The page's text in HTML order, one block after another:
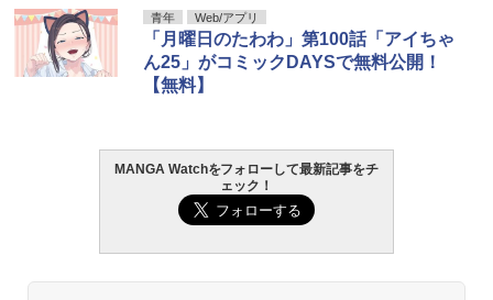
￥1,980
【特典】GIANNA HOMMES ISSUE05 c
￥2,200
【楽天ブックス限定特典】佐藤友祐写真
1
週刊少年サンデー 2026年36・37合併号
（2026年8月5日発売号） [雑誌]
￥379
COMIC快楽天 2026年 09月号 [雑誌]
￥990
1 ビビビコミック 創刊記念号 ([実用品])
￥-
￥770
1 F.S.S. EPISODES of 40th MEMORIAL
￥3,630
￥1,650
1
日向坂46 藤嶌果歩 1st写真集 果実の歩
幅
￥2,640
髙野真央1st写真集 まおのこと、
￥3,630
青年 Web/アプリ
「月曜日のたわわ」第100話「アイちゃ
ん25」がコミックDAYSで無料公開！
【無料】
MANGA Watchをフォローして最新記事をチ
ェック！